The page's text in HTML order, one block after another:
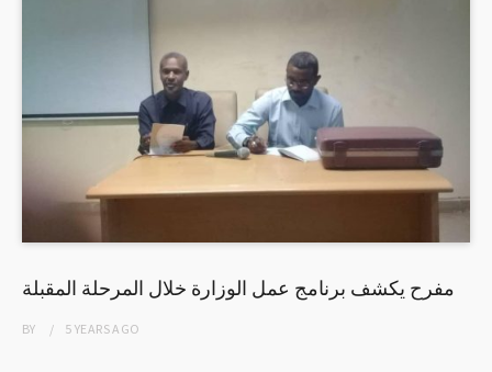
مفرح يكشف برنامج عمل الوزارة خلال المرحلة المقبلة
BY 5 YEARSAGO